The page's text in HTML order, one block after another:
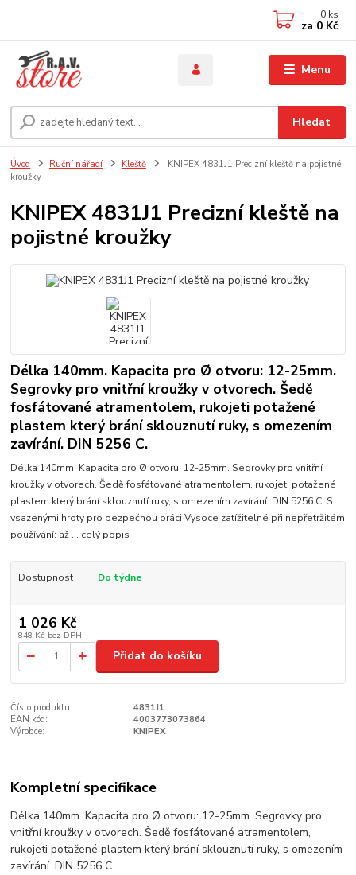
Menu
Hledat
0 ks
za 0 Kč
Úvod Ruční nářadí Kleště
KNIPEX 4831J1 Precizní kleště na pojistné
kroužky
KNIPEX 4831J1 Precizní kleště na
pojistné kroužky
Délka 140mm. Kapacita pro Ø otvoru: 12-25mm.
Segrovky pro vnitřní kroužky v otvorech. Šedě
fosfátované atramentolem, rukojeti potažené
plastem který brání sklouznutí ruky, s omezením
zavírání. DIN 5256 C.
Délka 140mm. Kapacita pro Ø otvoru: 12-25mm. Segrovky pro vnitřní
kroužky v otvorech. Šedě fosfátované atramentolem, rukojeti potažené
plastem který brání sklouznutí ruky, s omezením zavírání. DIN 5256 C. S
vsazenými hroty pro bezpečnou práci Vysoce zatížitelné při nepřetržitém
používání: až ... celý popis
Dostupnost Do týdne
1 026 Kč
848 Kč bez DPH
Přidat do košíku
Číslo produktu:
4831J1
EAN kód:
4003773073864
Výrobce:
KNIPEX
Kompletní specifikace
Délka 140mm. Kapacita pro Ø otvoru: 12-25mm. Segrovky pro
vnitřní kroužky v otvorech. Šedě fosfátované atramentolem,
rukojeti potažené plastem který brání sklouznutí ruky, s omezením
zavírání. DIN 5256 C.